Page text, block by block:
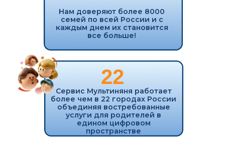
Отслеживаете выполнение
заказа
в приложении
онлайн
Регистрируетесь и
выбираете ваш город
Выбираете нужную вам
услугу и тариф